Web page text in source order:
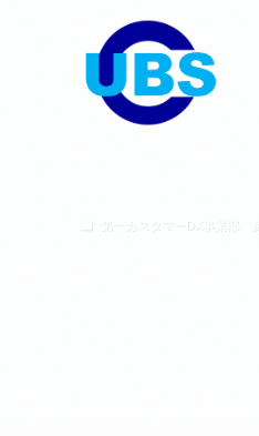
第一カスタマーDX事業部